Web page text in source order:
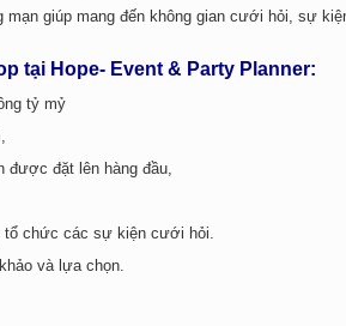
giúp mang đến không gian cưới hỏi, sự
tại Hope- Event & Party Planner:
tỷ mỷ
được đặt lên hàng đầu,
tổ chức các sự kiện cưới hỏi.
và lựa chọn.